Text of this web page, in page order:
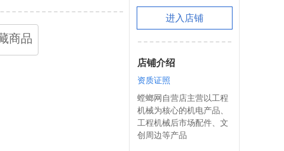
商品
进入店铺
店铺介绍
资质证照
螳螂网自营店主营以工程
机械为核心的机电产品、
工程机械后市场配件、文
创周边等产品